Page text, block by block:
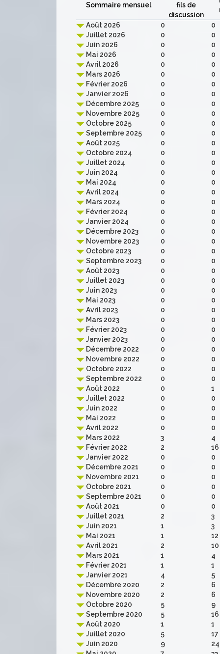
Sommaire mensuel
fils de
discussion
Août 2026
0
0
Juillet 2026
0
0
Juin 2026
0
0
Mai 2026
0
0
Avril 2026
0
0
Mars 2026
0
0
Février 2026
0
0
Janvier 2026
0
0
Décembre 2025
0
0
Novembre 2025
0
0
Octobre 2025
0
0
Septembre 2025
0
0
Août 2025
0
0
Octobre 2024
0
0
Juillet 2024
0
0
Juin 2024
0
0
Mai 2024
0
0
Avril 2024
0
0
Mars 2024
0
0
Février 2024
0
0
Janvier 2024
0
0
Décembre 2023
0
0
Novembre 2023
0
0
Octobre 2023
0
0
Septembre 2023
0
0
Août 2023
0
0
Juillet 2023
0
0
Juin 2023
0
0
Mai 2023
0
0
Avril 2023
0
0
Mars 2023
0
0
Février 2023
0
0
Janvier 2023
0
0
Décembre 2022
0
0
Novembre 2022
0
0
Octobre 2022
0
0
Septembre 2022
0
0
Août 2022
0
1
Juillet 2022
0
0
Juin 2022
0
0
Mai 2022
0
0
Avril 2022
0
0
Mars 2022
3
4
Février 2022
2
16
Janvier 2022
0
0
Décembre 2021
0
0
Novembre 2021
0
0
Octobre 2021
0
0
Septembre 2021
0
0
Août 2021
0
0
Juillet 2021
2
3
Juin 2021
1
3
Mai 2021
1
12
Avril 2021
2
10
Mars 2021
1
4
Février 2021
1
1
Janvier 2021
4
5
Décembre 2020
2
6
Novembre 2020
2
6
Octobre 2020
5
9
Septembre 2020
5
16
Août 2020
1
1
Juillet 2020
5
17
Juin 2020
9
24